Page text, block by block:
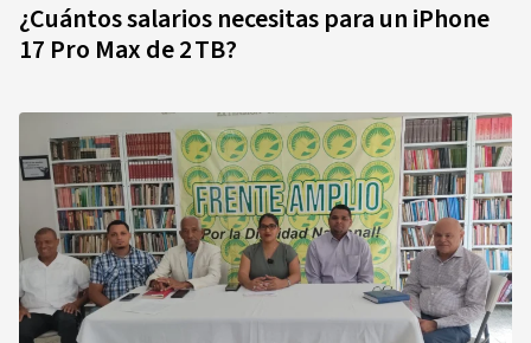
¿Cuántos salarios necesitas para un iPhone
17 Pro Max de 2 TB?